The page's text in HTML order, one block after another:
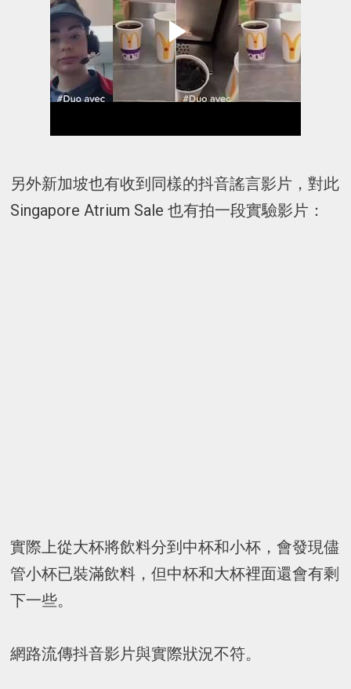
另外新加坡也有收到同樣的抖音謠言影片，對此
Singapore Atrium Sale 也有拍一段實驗影片：
實際上從大杯將飲料分到中杯和小杯，會發現儘
管小杯已裝滿飲料，但中杯和大杯裡面還會有剩
下一些。
網路流傳抖音影片與實際狀況不符。